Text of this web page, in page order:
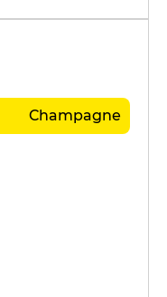
Champagne